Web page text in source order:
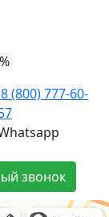
8 (800) 777-60-
звонок